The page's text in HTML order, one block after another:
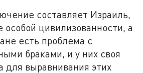
составляет Израиль,
особой цивилизованности, а
есть проблема с
браками, и у них своя
для выравнивания этих